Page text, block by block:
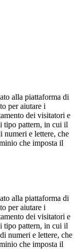
alla piattaforma di
per aiutare i
dei visitatori e
tipo pattern, in cui il
numeri e lettere, che
che imposta il
alla piattaforma di
per aiutare i
dei visitatori e
tipo pattern, in cui il
numeri e lettere, che
che imposta il